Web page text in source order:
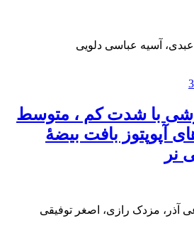
آسیه عباسی دلویی
با شدت کم ، متوسط
آپوپتوز بافت بیضۀ
نر
آذر، مزدک رازی، اصغر توفیقی